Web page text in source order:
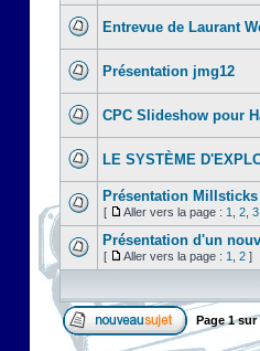
Entrevue de Laurant
Présentation jmg12
CPC Slideshow pour
LE SYSTÈME
Présentation Millsticks
[ Aller vers la page : 1 2 3
Présentation d'un
[ Aller vers la page : 1 2 ]
Page1sur